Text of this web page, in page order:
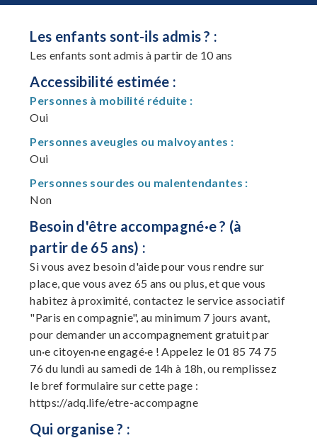
Les enfants sont-ils admis ? :
Les enfants sont admis à partir de 10 ans
Accessibilité estimée :
Personnes à mobilité réduite :
Oui
Personnes aveugles ou malvoyantes :
Oui
Personnes sourdes ou malentendantes :
Non
Besoin d'être accompagné·e ? (à
partir de 65 ans) :
Si vous avez besoin d'aide pour vous rendre sur
place, que vous avez 65 ans ou plus, et que vous
habitez à proximité, contactez le service associatif
"Paris en compagnie", au minimum 7 jours avant,
pour demander un accompagnement gratuit par
un·e citoyen·ne engagé·e ! Appelez le 01 85 74 75
76 du lundi au samedi de 14h à 18h, ou remplissez
le bref formulaire sur cette page :
https://adq.life/etre-accompagne
Qui organise ? :